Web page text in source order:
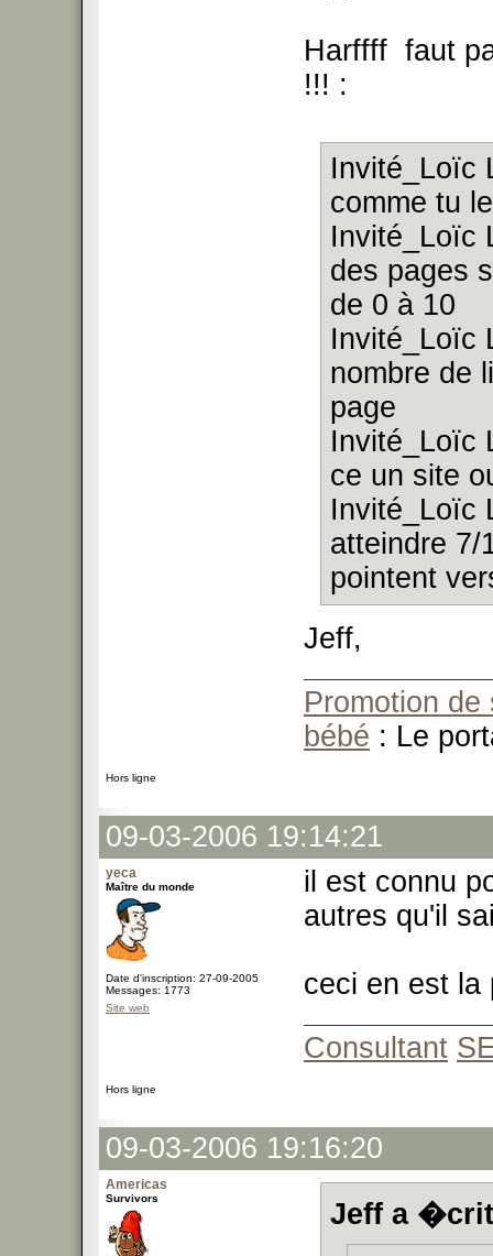
Harffff faut
!!! :
Invité_Loïc
comme tu
Invité_Loïc
des pages
de 0 à 10
Invité_Loïc
nombre de
page
Invité_Loïc
ce un site
Invité_Loïc
atteindre 7/
pointent
Jeff,
Promotion de
bébé : Le
Hors ligne
09-03-2006 19:14:21
yeca
Maître du monde
Date d'inscription: 27-09-2005
Messages: 1773
Site web
il est connu
autres qu'il
ceci en est la
Consultant
Hors ligne
09-03-2006 19:16:20
Americas
Survivors Jeff a